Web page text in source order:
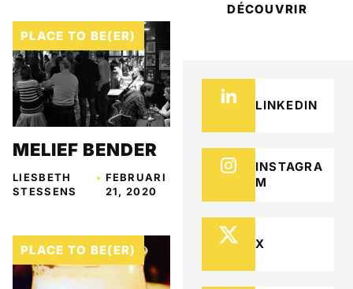
PLACE TO BE(ER)
MELIEF BENDER
LIESBETH
STESSENS
• FEBRUARI
21, 2020
PLACE TO BE(ER)
DÉCOUVRIR
LINKEDIN
INSTAGRA
M
X